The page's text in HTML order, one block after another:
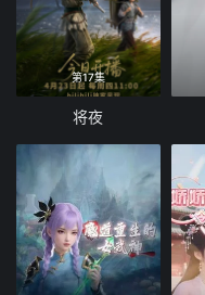
105
109
113
118
121 122
125 126
129 130
第17集
将夜